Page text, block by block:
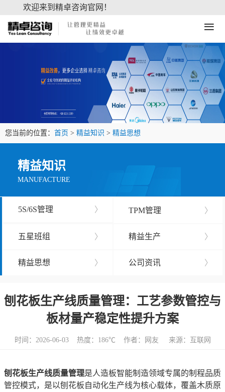
欢迎来到精卓咨询官网！
≡
您当前的位置： 首页 > 精益知识 > 精益思想
精益知识
MANUFACTURE
5S/6S管理 〉 TPM管理 〉
五星班组 〉 精益生产 〉
精益思想 〉 公司资讯 〉
刨花板生产线质量管理：工艺参数管控与
板材量产稳定性提升方案
时间：2026-06-03 热度： 186℃ 作者：网友 来源：互联网
刨花板生产线质量管理是人造板智能制造领域专属的制程品质
管控模式，是以刨花板自动化生产线为核心载体，覆盖木质原